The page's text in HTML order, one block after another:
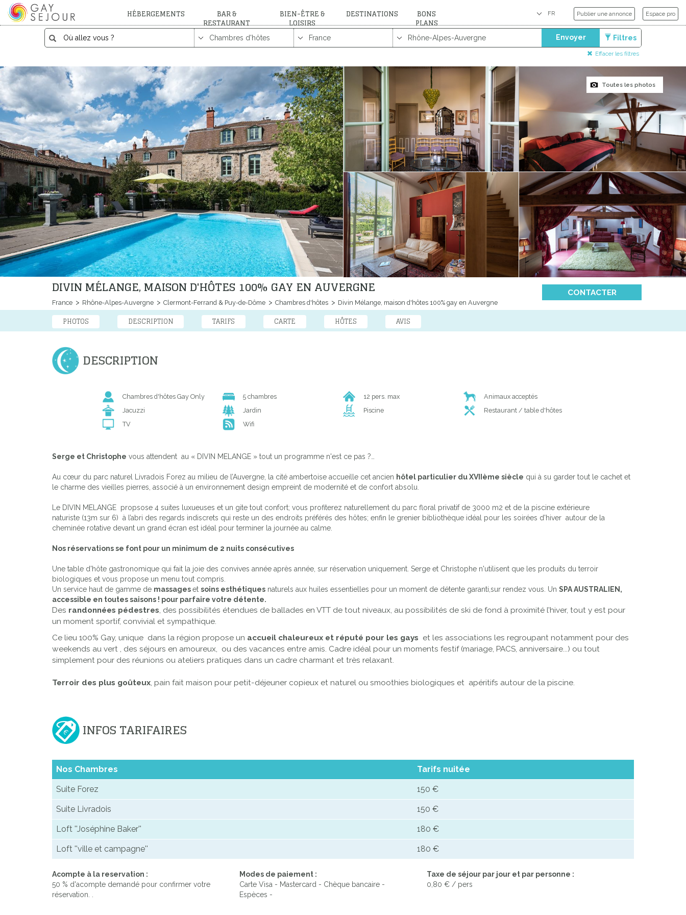
HÉBERGEMENTS BAR &
RESTAURANT
BIEN-ÊTRE &
LOISIRS
DESTINATIONS BONS
PLANS
Publier une annonce Espace pro
Envoyer Filtres
Effacer les filtres
Toutes les photos
DIVIN MÉLANGE, MAISON D'HÔTES 100% GAY EN AUVERGNE
France Rhône-Alpes-Auvergne Clermont-Ferrand & Puy-de-Dôme Chambres d'hôtes Divin Mélange, maison d'hôtes 100% gay en Auvergne
CONTACTER
PHOTOS DESCRIPTION TARIFS CARTE HÔTES AVIS
DESCRIPTION
Chambres d'hôtes Gay Only 5 chambres 12 pers. max
Animaux acceptés
Jacuzzi
Jardin Piscine
Restaurant / table d'hôtes
TV
Wifi
Serge et Christophe vous attendent au « DIVIN MELANGE » tout un programme n'est ce pas ?…
Au cœur du parc naturel Livradois Forez au milieu de l’Auvergne, la cité ambertoise accueille cet ancien hôtel particulier du XVIIème siècle qui à su garder tout le cachet et
le charme des vieilles pierres, associé à un environnement design empreint de modernité et de confort absolu.
Le DIVIN MELANGE propsose 4 suites luxueuses et un gite tout confort; vous profiterez naturellement du parc floral privatif de 3000 m2 et de la piscine extérieure
naturiste (13m sur 6) à l’abri des regards indiscrets qui reste un des endroits préférés des hôtes; enfin le grenier bibliothèque idéal pour les soirées d'hiver autour de la
cheminée rotative devant un grand écran est idéal pour terminer la journée au calme.
Nos réservations se font pour un minimum de 2 nuits consécutives
Une table d'hôte gastronomique qui fait la joie des convives année après année, sur réservation uniquement. Serge et Christophe n'utilisent que les produits du terroir
biologiques et vous propose un menu tout compris.
Un service haut de gamme de massageset soins esthétiques naturels aux huiles essentielles pour un moment de détente garanti,sur rendez vous. Un SPA AUSTRALIEN,
accessible en toutes saisons ! pour parfaire votre détente.
Des randonnées pédestres, des possibilités étendues de ballades en VTT de tout niveaux, au possibilités de ski de fond à proximité l’hiver, tout y est pour
un moment sportif, convivial et sympathique.
Ce lieu 100% Gay, unique dans la région propose un accueil chaleureux et réputé pour les gays et les associations les regroupant notamment pour des
weekends au vert , des séjours en amoureux, ou des vacances entre amis. Cadre idéal pour un moments festif (mariage, PACS, anniversaire...) ou tout
simplement pour des réunions ou ateliers pratiques dans un cadre charmant et très relaxant.
Terroir des plus goûteux, pain fait maison pour petit-déjeuner copieux et naturel ou smoothies biologiques et apéritifs autour de la piscine.
INFOS TARIFAIRES
Nos Chambres Tarifs nuitée
Suite Forez 150 €
Suite Livradois 150 €
Loft ''Joséphine Baker'' 180 €
Loft ''ville et campagne'' 180 €
Acompte à la reservation :
50 % d'acompte demandé pour confirmer votre
réservation. .
Modes de paiement :
Carte Visa - Mastercard - Chèque bancaire -
Espèces -
Taxe de séjour par jour et par personne :
0,80 € / pers